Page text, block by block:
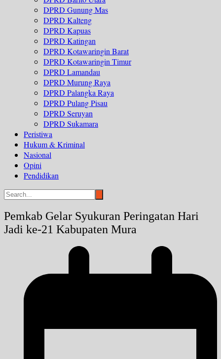
DPRD Gunung Mas
DPRD Kalteng
DPRD Kapuas
DPRD Katingan
DPRD Kotawaringin Barat
DPRD Kotawaringin Timur
DPRD Lamandau
DPRD Murung Raya
DPRD Palangka Raya
DPRD Pulang Pisau
DPRD Seruyan
DPRD Sukamara
Peristiwa
Hukum & Kriminal
Nasional
Opini
Pendidikan
Pemkab Gelar Syukuran Peringatan Hari
Jadi ke-21 Kabupaten Mura